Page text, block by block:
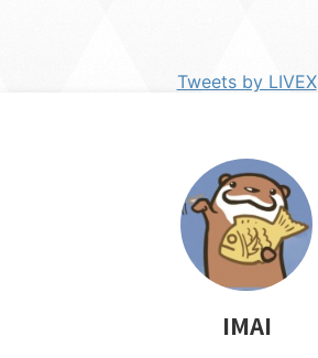
Tweets by LIVEX
IMAI